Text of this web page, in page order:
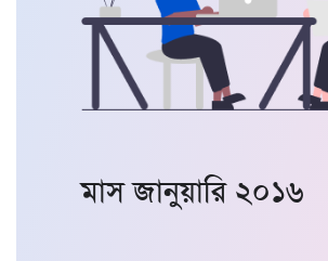
মাসজানুয়ারি ২০১৬